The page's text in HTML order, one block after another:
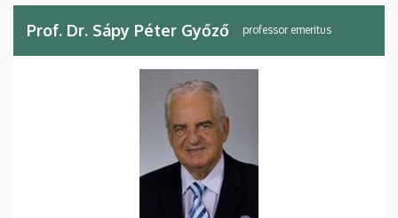
Általános
Orvostudományi
Prof. Dr. Sápy Péter Győző professor emeritus